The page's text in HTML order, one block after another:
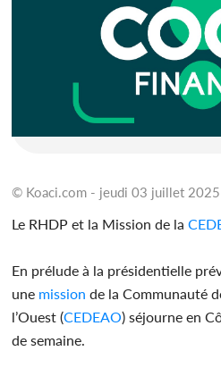
© Koaci.com - jeudi 03 juillet
Le RHDP et la Mission de la
En prélude à la présidentielle
une mission de la Communauté
l’Ouest (CEDEAO) séjourne en
de semaine.